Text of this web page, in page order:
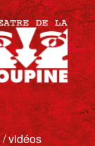
vidéos